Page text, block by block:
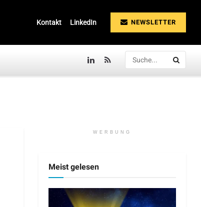
Kontakt LinkedIn NEWSLETTER
WERBUNG
Meist gelesen